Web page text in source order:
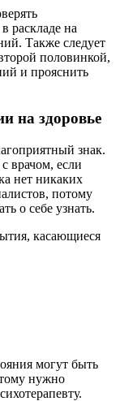
раскладе на
Также следует
половинкой,
и прояснить
на здоровье
знак.
врачом, если
нет никаких
потому
о себе узнать.
касающиеся
могут быть
нужно